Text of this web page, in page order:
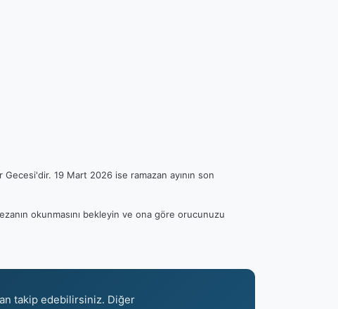
19 Mart 2026 ise ramazan ayının son
okunmasını bekleyin ve ona göre orucunuzu
takip edebilirsiniz. Diğer